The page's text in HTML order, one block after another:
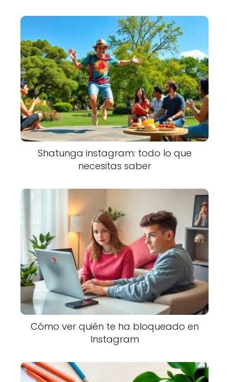
Shatunga instagram: todo lo que
necesitas saber
Cómo ver quién te ha bloqueado en
Instagram